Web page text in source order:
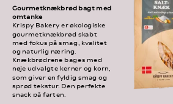
Gourmetknækbrød bagt med
omtanke
Krispy Bakery er økologiske
gourmetknækbrød skabt
med fokus på smag, kvalitet
og naturlig næring.
Knækbrødrene bages med
nøje udvalgte kerner og korn,
som giver en fyldig smag og
sprød tekstur. Den perfekte
snack på farten.